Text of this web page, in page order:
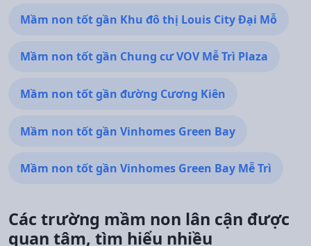
Mầm non tốt gần Khu đô thị Louis City Đại Mỗ
Mầm non tốt gần Chung cư VOV Mễ Trì Plaza
Mầm non tốt gần đường Cương Kiên
Mầm non tốt gần Vinhomes Green Bay
Mầm non tốt gần Vinhomes Green Bay Mễ Trì
Các trường mầm non lân cận được
quan tâm, tìm hiểu nhiều